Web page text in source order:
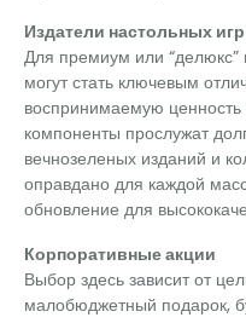
Издатели настольных игр
Для премиум или “делюкс”
могут стать ключевым
воспринимаемую ценность
компоненты прослужат
вечнозеленых изданий и
оправдано для каждой
обновление для
Корпоративные акции
Выбор здесь зависит от
малобюджетный подарок,